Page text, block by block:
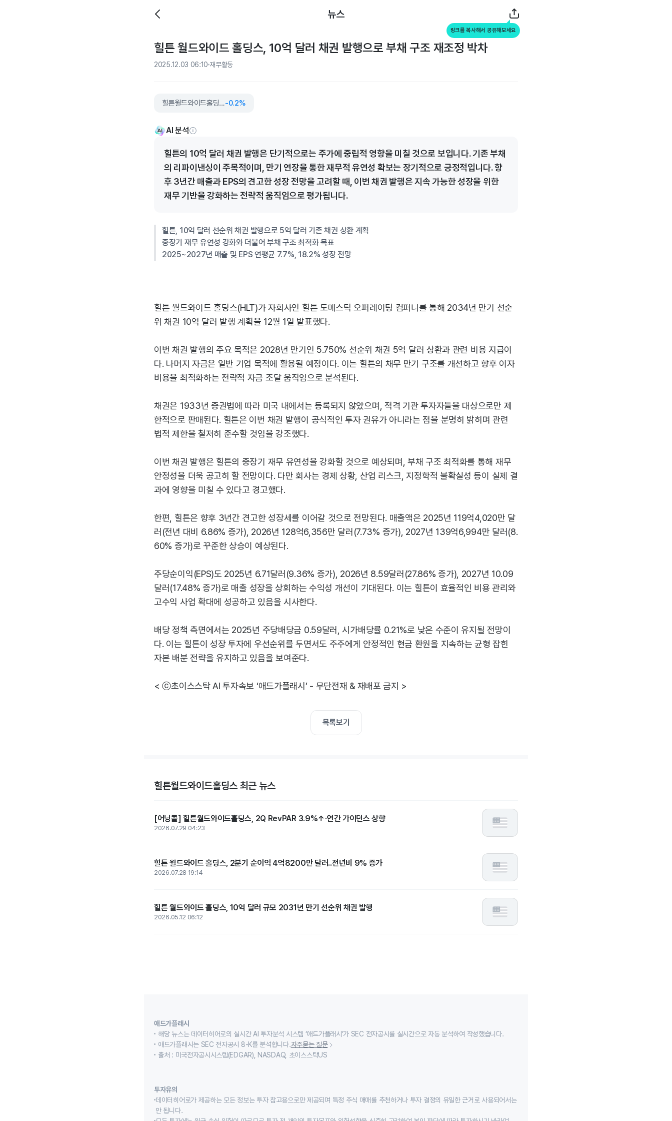
뉴스
링크를 복사해서 공유해보세요
힐튼 월드와이드 홀딩스, 10억 달러 채권 발행으로 부채 구조 재조정 박차
2025.12.03 06:10 재무활동
힐튼월드와이드홀딩스-0.2%
AI 분석
힐튼의 10억 달러 채권 발행은 단기적으로는 주가에 중립적 영향을 미칠 것으로 보입니다. 기존 부채
의 리파이낸싱이 주목적이며, 만기 연장을 통한 재무적 유연성 확보는 장기적으로 긍정적입니다. 향
후 3년간 매출과 EPS의 견고한 성장 전망을 고려할 때, 이번 채권 발행은 지속 가능한 성장을 위한
재무 기반을 강화하는 전략적 움직임으로 평가됩니다.
힐튼, 10억 달러 선순위 채권 발행으로 5억 달러 기존 채권 상환 계획
중장기 재무 유연성 강화와 더불어 부채 구조 최적화 목표
2025~2027년 매출 및 EPS 연평균 7.7%, 18.2% 성장 전망
힐튼 월드와이드 홀딩스(HLT)가 자회사인 힐튼 도메스틱 오퍼레이팅 컴퍼니를 통해 2034년 만기 선순
위 채권 10억 달러 발행 계획을 12월 1일 발표했다.
이번 채권 발행의 주요 목적은 2028년 만기인 5.750% 선순위 채권 5억 달러 상환과 관련 비용 지급이
다. 나머지 자금은 일반 기업 목적에 활용될 예정이다. 이는 힐튼의 채무 만기 구조를 개선하고 향후 이자
비용을 최적화하는 전략적 자금 조달 움직임으로 분석된다.
채권은 1933년 증권법에 따라 미국 내에서는 등록되지 않았으며, 적격 기관 투자자들을 대상으로만 제
한적으로 판매된다. 힐튼은 이번 채권 발행이 공식적인 투자 권유가 아니라는 점을 분명히 밝히며 관련
법적 제한을 철저히 준수할 것임을 강조했다.
이번 채권 발행은 힐튼의 중장기 재무 유연성을 강화할 것으로 예상되며, 부채 구조 최적화를 통해 재무
안정성을 더욱 공고히 할 전망이다. 다만 회사는 경제 상황, 산업 리스크, 지정학적 불확실성 등이 실제 결
과에 영향을 미칠 수 있다고 경고했다.
한편, 힐튼은 향후 3년간 견고한 성장세를 이어갈 것으로 전망된다. 매출액은 2025년 119억4,020만 달
러(전년 대비 6.86% 증가), 2026년 128억6,356만 달러(7.73% 증가), 2027년 139억6,994만 달러(8.
60% 증가)로 꾸준한 상승이 예상된다.
주당순이익(EPS)도 2025년 6.71달러(9.36% 증가), 2026년 8.59달러(27.86% 증가), 2027년 10.09
달러(17.48% 증가)로 매출 성장을 상회하는 수익성 개선이 기대된다. 이는 힐튼이 효율적인 비용 관리와
고수익 사업 확대에 성공하고 있음을 시사한다.
배당 정책 측면에서는 2025년 주당배당금 0.59달러, 시가배당률 0.21%로 낮은 수준이 유지될 전망이
다. 이는 힐튼이 성장 투자에 우선순위를 두면서도 주주에게 안정적인 현금 환원을 지속하는 균형 잡힌
자본 배분 전략을 유지하고 있음을 보여준다.
< ⓒ초이스스탁 AI 투자속보 ‘애드가플래시’ - 무단전재 & 재배포 금지 >
목록보기
힐튼월드와이드홀딩스 최근 뉴스
[어닝콜] 힐튼월드와이드홀딩스, 2Q RevPAR 3.9%↑·연간 가이던스 상향
2026.07.29 04:23
힐튼 월드와이드 홀딩스, 2분기 순이익 4억8200만 달러..전년비 9% 증가
2026.07.28 19:14
힐튼 월드와이드 홀딩스, 10억 달러 규모 2031년 만기 선순위 채권 발행
2026.05.12 06:12
애드가플래시
해당 뉴스는 데이터히어로의 실시간 AI 투자분석 시스템 ‘애드가플래시’가 SEC 전자공시를 실시간으로 자동 분석하여 작성했습니다.
애드가플래시는 SEC 전자공시 8-K를 분석합니다.자주묻는 질문
출처 : 미국전자공시시스템(EDGAR), NASDAQ, 초이스스탁US
투자유의
데이터히어로가 제공하는 모든 정보는 투자 참고용으로만 제공되며 특정 주식 매매를 추천하거나 투자 결정의 유일한 근거로 사용되어서는
안 됩니다.